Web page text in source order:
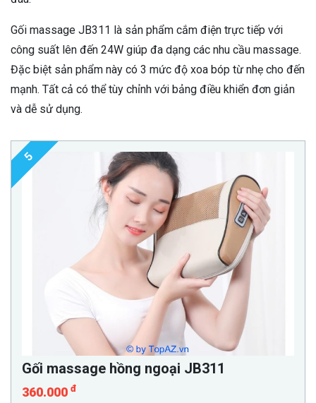
Gối massage JB311 là sản phẩm cắm điện trực tiếp với
công suất lên đến 24W giúp đa dạng các nhu cầu massage.
Đặc biệt sản phẩm này có 3 mức độ xoa bóp từ nhẹ cho đến
mạnh. Tất cả có thể tùy chỉnh với bảng điều khiển đơn giản
và dễ sử dụng.
5
Gối massage hồng ngoại JB311
360.000 đ